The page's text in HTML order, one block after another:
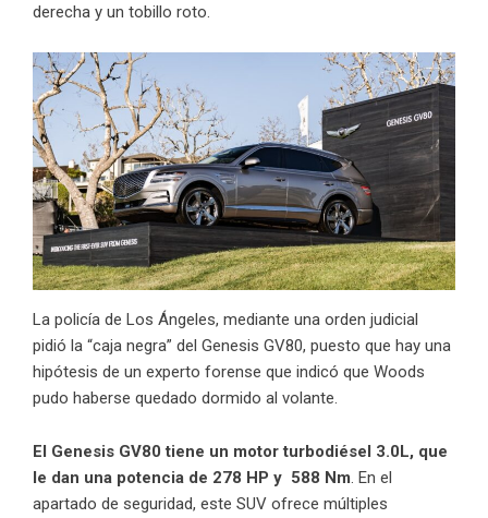
derecha y un tobillo roto.
La policía de Los Ángeles, mediante una orden judicial
pidió la “caja negra” del Genesis GV80, puesto que hay una
hipótesis de un experto forense que indicó que Woods
pudo haberse quedado dormido al volante.
El Genesis GV80 tiene un motor turbodiésel 3.0L, que
le dan una potencia de 278 HP y 588 Nm. En el
apartado de seguridad, este SUV ofrece múltiples